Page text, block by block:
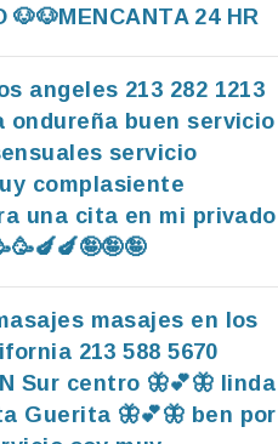
🐶🐶MENCANTA 24 HR
angeles 213 282 1213
ondureña buen servicio
servicio
complasiente
una cita en mi privado
masajes en los
213 588 5670
Sur centro 🦋💕🦋 linda
Guerita 🦋💕🦋 ben por